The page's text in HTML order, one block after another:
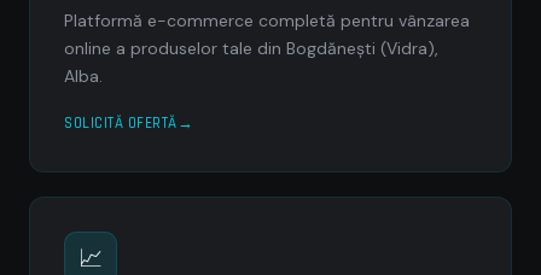
Platformă e-commerce completă pentru vânzarea
online a produselor tale din Bogdăneşti (Vidra),
Alba.
SOLICITĂ OFERTĂ
📈